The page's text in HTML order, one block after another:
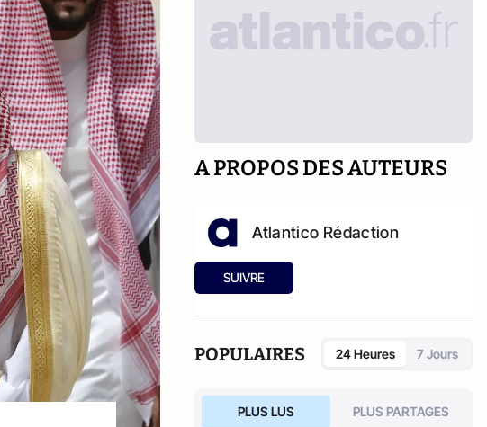
A PROPOS DES AUTEURS
Atlantico Rédaction
SUIVRE
POPULAIRES 24 Heures 7 Jours
PLUS LUS PLUS PARTAGES